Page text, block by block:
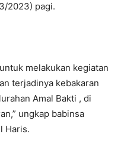
2023) pagi.
melakukan kegiatan
terjadinya kebakaran
Amal Bakti , di
ungkap babinsa
Haris.